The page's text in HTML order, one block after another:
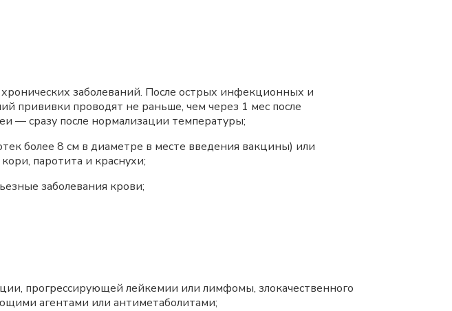
заболеваний. После острых инфекционных и
прививки проводят не раньше, чем через 1 мес после
— сразу после нормализации температуры;
более 8 см в диаметре в месте введения вакцины) или
паротита и краснухи;
заболевания крови;
прогрессирующей лейкемии или лимфомы, злокачественного
агентами или антиметаболитами;